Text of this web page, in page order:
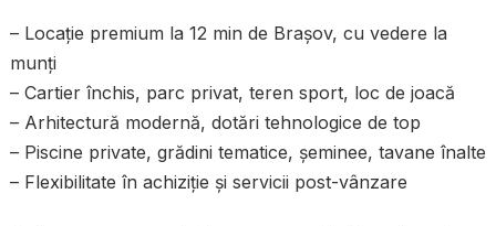
– Locație premium la 12 min de Brașov, cu vedere la
munți
– Cartier închis, parc privat, teren sport, loc de joacă
– Arhitectură modernă, dotări tehnologice de top
– Piscine private, grădini tematice, șeminee, tavane înalte
– Flexibilitate în achiziție și servicii post-vânzare